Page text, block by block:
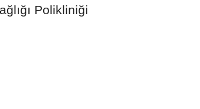
Polikliniği